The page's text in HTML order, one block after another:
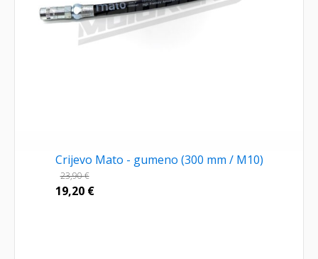
Crijevo Mato - gumeno (300 mm / M10)
23,90€
19,20 €